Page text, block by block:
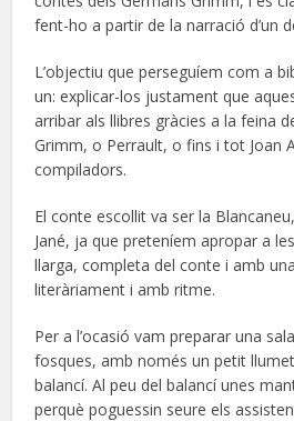
fent-ho a partir de la narració d’un
L’objectiu que perseguíem com a
un: explicar-los justament que
arribar als llibres gràcies a la feina
Grimm, o Perrault, o fins i tot Joan
compiladors.
El conte escollit va ser la
Jané, ja que preteníem apropar a
llarga, completa del conte i amb
literàriament i amb ritme.
Per a l’ocasió vam preparar una
fosques, amb només un petit
balancí. Al peu del balancí unes
perquè poguessin seure els